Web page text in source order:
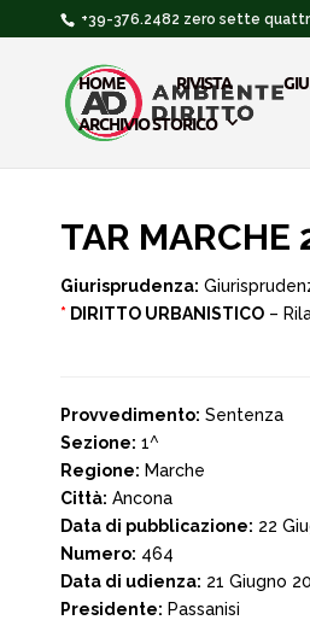
+39-376.2482 zero sette
HOME RIVISTA
ARCHIVIO STORICO
TAR
Giurisprudenza:
* DIRITTO URBANISTICO –
Provvedimento: Sentenza
Sezione: 1^
Regione: Marche
Città: Ancona
Data di pubblicazione: 22
Numero: 464
Data di udienza: 21 Giugno
Presidente: Passanisi